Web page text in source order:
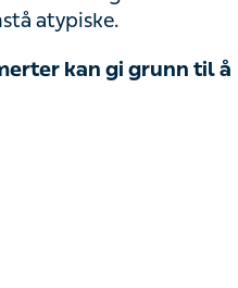
kan gi grunn til å